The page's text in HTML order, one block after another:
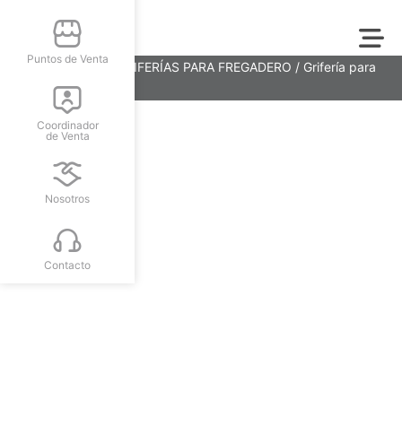
Puntos de Venta
Coordinador
de Venta
Nosotros
Contacto
Inicio/COCINA/ GRIFERÍAS PARA FREGADERO / Grifería para
fregadero (GRI-220)